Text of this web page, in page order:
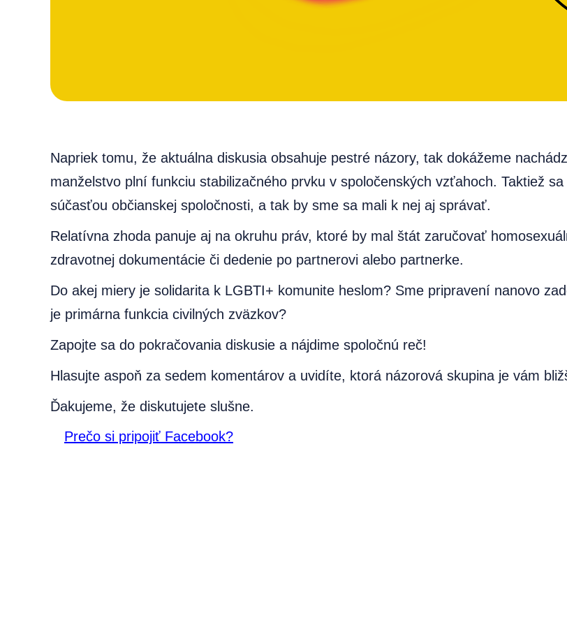
Napriek tomu, že aktuálna diskusia obsahuje pestré názory, tak dokážeme
manželstvo plní funkciu stabilizačného prvku v spoločenských vzťahoch. Taktiež
súčasťou občianskej spoločnosti, a tak by sme sa mali k nej aj správať.
Relatívna zhoda panuje aj na okruhu práv, ktoré by mal štát zaručovať
zdravotnej dokumentácie či dedenie po partnerovi alebo partnerke.
Do akej miery je solidarita k LGBTI+ komunite heslom? Sme pripravení nanovo
je primárna funkcia civilných zväzkov?
Zapojte sa do pokračovania diskusie a nájdime spoločnú reč!
Hlasujte aspoň za sedem komentárov a uvidíte, ktorá názorová skupina je vám
Ďakujeme, že diskutujete slušne.
Prečo si pripojiť Facebook?